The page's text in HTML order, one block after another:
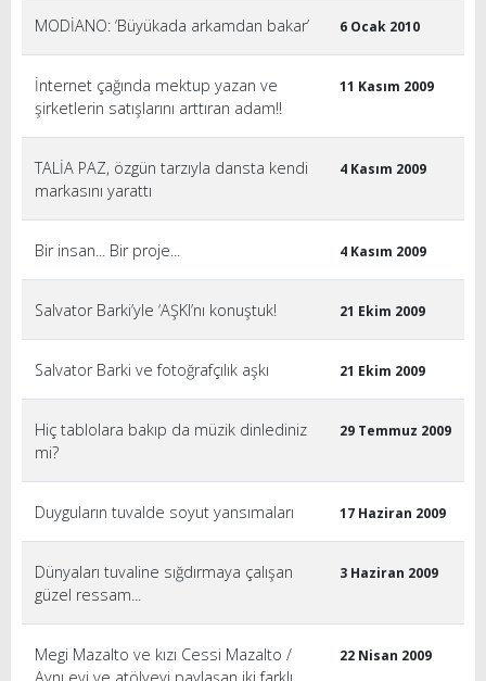
MODİANO: ‘Büyükada arkamdan bakar’ 6 Ocak 2010
İnternet çağında mektup yazan ve
şirketlerin satışlarını arttıran adam!!
11 Kasım 2009
TALİA PAZ, özgün tarzıyla dansta kendi
markasını yarattı
4 Kasım 2009
Bir insan... Bir proje... 4 Kasım 2009
Salvator Barki’yle ‘AŞKI’nı konuştuk! 21 Ekim 2009
Salvator Barki ve fotoğrafçılık aşkı 21 Ekim 2009
Hiç tablolara bakıp da müzik dinlediniz
mi?
29 Temmuz 2009
Duyguların tuvalde soyut yansımaları 17 Haziran 2009
Dünyaları tuvaline sığdırmaya çalışan
güzel ressam...
3 Haziran 2009
Megi Mazalto ve kızı Cessi Mazalto /
22 Nisan 2009